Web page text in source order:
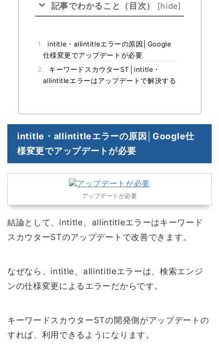
記事でわかること（目次） [hide]
1.
intitle・allintitleエラーの原因│Google
仕様変更でアップデートが必要
2.
キーワードスカウターST│intitle・
allintitleエラーはアップデートで解決する
intitle・allintitleエラーの原因│Google仕
様変更でアップデートが必要
アップデートが必要
結論として、intitle、allintitleエラーはキーワード
スカウターSTのアップデートで改善できます。
なぜなら、intitle、allintitleエラーは、検索エンジ
ンの仕様変更によるエラーだからです。
キーワードスカウターSTの開発側がアップデートの
すれば、利用できるようになります。